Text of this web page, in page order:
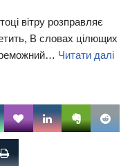
вітру розправляє
В словах цілющих
Читати далі